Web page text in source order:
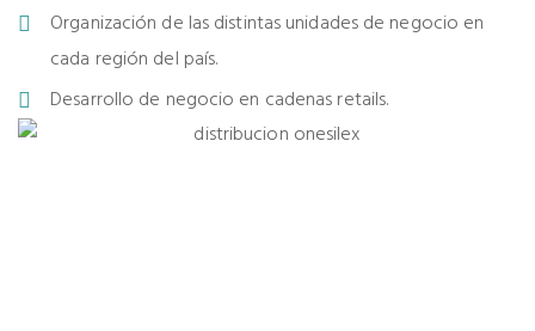
Organización de las distintas unidades de negocio en
cada región del país.
Desarrollo de negocio en cadenas retails.